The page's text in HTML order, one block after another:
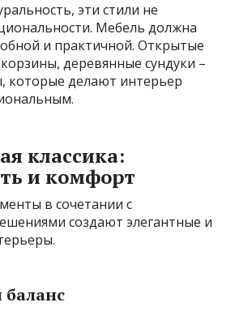
эти стили не
Мебель должна
и практичной. Открытые
деревянные сундуки –
которые делают интерьер
классика:
и комфорт
в сочетании с
создают элегантные и